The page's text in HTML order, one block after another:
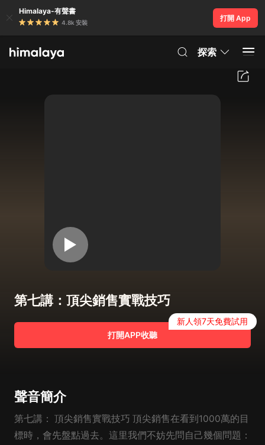
Himalaya-有聲書
4.8k 安裝
打開 App
探索
第七講：頂尖銷售實戰技巧
打開APP收聽
新人領7天免費試用
聲音簡介
第七講： 頂尖銷售實戰技巧 頂尖銷售在看到1000萬的目
標時，會先盤點過去。這里我們不妨先問自己幾個問題：